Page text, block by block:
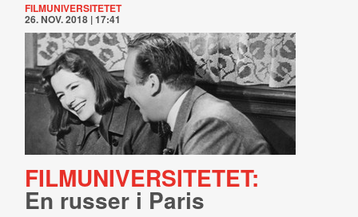
FILMUNIVERSITETET
26. NOV. 2018 | 17:41
FILMUNIVERSITETET:
En russer i Paris